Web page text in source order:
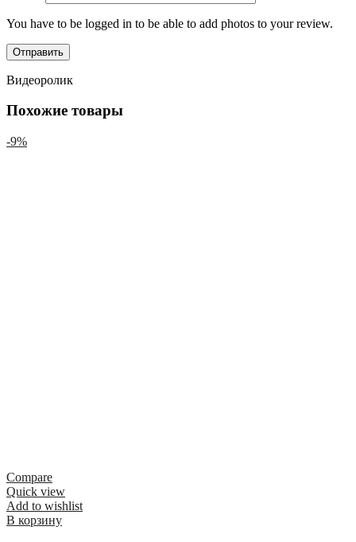
You have to be logged in to be able to add photos to your review.
Видеоролик
Похожие товары
-9%
Compare
Quick view
Add to wishlist
В корзину